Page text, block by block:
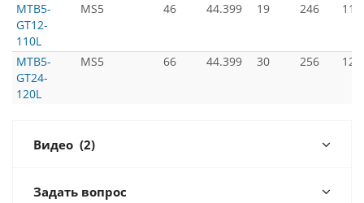
MTB5-
GT12-
110L
MS5 46 44.399 19 246 110
MTB5-
GT24-
120L
MS5 66 44.399 30 256 120
Видео (2)
Задать вопрос